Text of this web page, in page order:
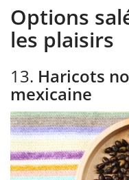
Options
les plaisirs
13. Haricots
mexicaine